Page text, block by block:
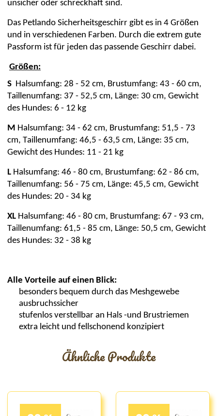
unsicher oder schreckhaft sind.
Das Petlando Sicherheitsgeschirr gibt es in 4 Größen
und in verschiedenen Farben. Durch die extrem gute
Passform ist für jeden das passende Geschirr dabei.
Größen:
S Halsumfang: 28 - 52 cm, Brustumfang: 43 - 60 cm,
Taillenumfang: 37 - 52,5 cm, Länge: 30 cm, Gewicht
des Hundes: 6 - 12 kg
M Halsumfang: 34 - 62 cm, Brustumfang: 51,5 - 73
cm, Taillenumfang: 46,5 - 63,5 cm, Länge: 35 cm,
Gewicht des Hundes: 11 - 21 kg
L Halsumfang: 46 - 80 cm, Brustumfang: 62 - 86 cm,
Taillenumfang: 56 - 75 cm, Länge: 45,5 cm, Gewicht
des Hundes: 20 - 34 kg
XL Halsumfang: 46 - 80 cm, Brustumfang: 67 - 93 cm,
Taillenumfang: 61,5 - 85 cm, Länge: 50,5 cm, Gewicht
des Hundes: 32 - 38 kg
Alle Vorteile auf einen Blick:
besonders bequem durch das Meshgewebe
ausbruchssicher
stufenlos verstellbar an Hals -und Brustriemen
extra leicht und fellschonend konzipiert
Ähnliche Produkte